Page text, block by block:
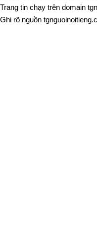
Trang tin chạy trên domain
Ghi rõ nguồn